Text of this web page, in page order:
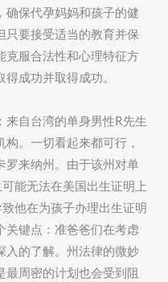
确保代孕妈妈和孩子的健
只要接受适当的教育并保
克服合法性和心理特征方
成功并取得成功。
来自台湾的单身男性R先生
。一切看起来都可行，
罗来纳州。由于该州对单
能无法在美国出生证明上
他在为孩子办理出生证明
关键点：准爸爸们在考虑
入的了解。州法律的微妙
最周密的计划也会受到阻